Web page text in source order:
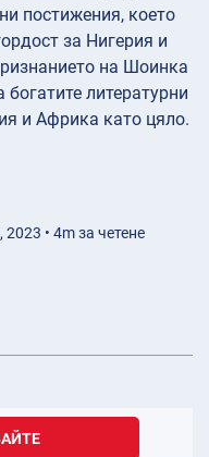
постижения, което
за Нигерия и
на Шоинка
литературни
и Африка като цяло.
• 4m за четене